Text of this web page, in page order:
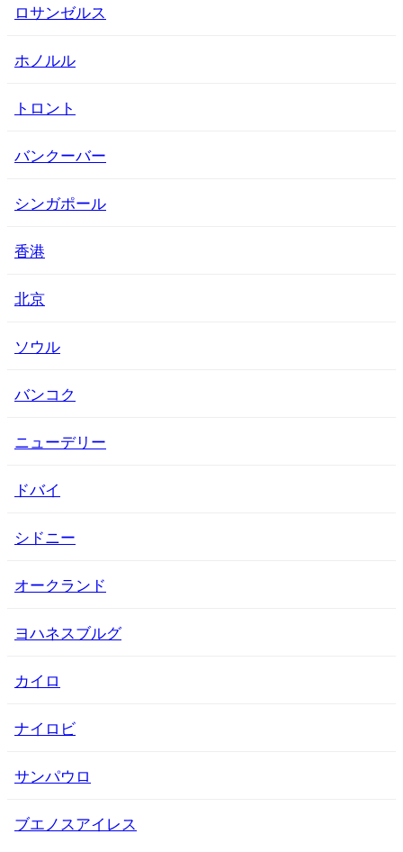
ロサンゼルス
ホノルル
トロント
バンクーバー
シンガポール
香港
北京
ソウル
バンコク
ニューデリー
ドバイ
シドニー
オークランド
ヨハネスブルグ
カイロ
ナイロビ
サンパウロ
ブエノスアイレス